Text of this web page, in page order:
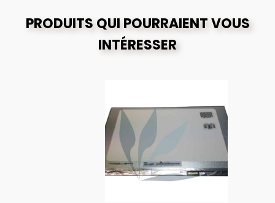
PRODUITS QUI POURRAIENT VOUS
INTÉRESSER